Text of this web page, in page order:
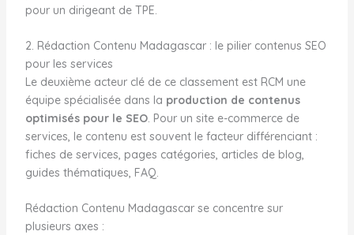
pour un dirigeant de TPE.
2. Rédaction Contenu Madagascar : le pilier contenus SEO
pour les services
Le deuxième acteur clé de ce classement est RCM une
équipe spécialisée dans la production de contenus
optimisés pour le SEO. Pour un site e-commerce de
services, le contenu est souvent le facteur différenciant :
fiches de services, pages catégories, articles de blog,
guides thématiques, FAQ.
Rédaction Contenu Madagascar se concentre sur
plusieurs axes :